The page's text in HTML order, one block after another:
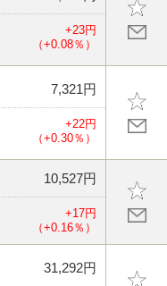
+23円
（+0.08％）
7,321円
+22円
（+0.30％）
10,527円
+17円
（+0.16％）
31,292円